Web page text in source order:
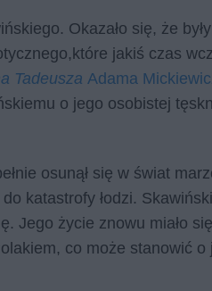
Okazało się, że
jakiś czas
Tadeusza Adama
o jego osobistej
osunął się w świat
katastrofy łodzi.
Jego życie znowu miało
co może stanowić o